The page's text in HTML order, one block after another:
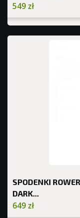
549 zł
SPODENKI
DARK...
649 zł